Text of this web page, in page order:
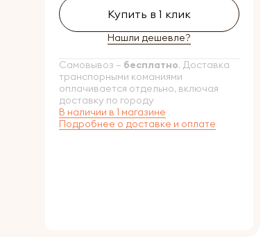
Купить в 1 клик
Нашли дешевле?
Самовывоз – бесплатно. Доставка
транспорными команиями
оплачивается отдельно, включая
доставку по городу
В наличии в 1 магазине
Подробнее о доставке и оплате